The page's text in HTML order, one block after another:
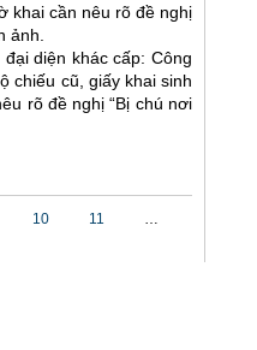
khai cần nêu rõ đề nghị
ảnh.
diện khác cấp: Công
chiếu cũ, giấy khai sinh
rõ đề nghị “Bị chú nơi
10 11
…